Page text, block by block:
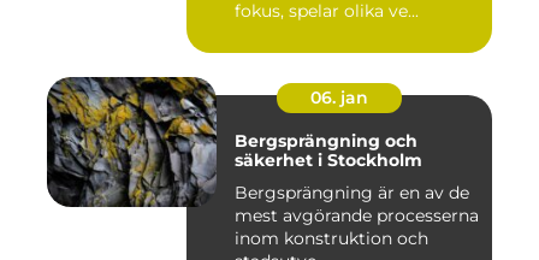
fokus, spelar olika ve...
06. jan
Bergsprängning och
säkerhet i Stockholm
Bergsprängning är en av de
mest avgörande processerna
inom konstruktion och